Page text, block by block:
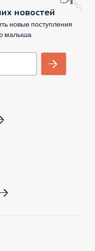
новостей
новые поступления
малыша